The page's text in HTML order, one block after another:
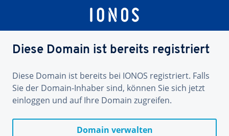
Diese Domain ist bereits registriert
Diese Domain ist bereits bei IONOS registriert. Falls
Sie der Domain-Inhaber sind, können Sie sich jetzt
einloggen und auf Ihre Domain zugreifen.
Domain verwalten